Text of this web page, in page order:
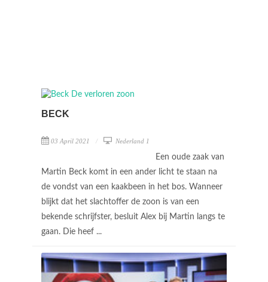
BECK
03 April 2021 Nederland 1
Een oude zaak van
Martin Beck komt in een ander licht te staan na
de vondst van een kaakbeen in het bos. Wanneer
blijkt dat het slachtoffer de zoon is van een
bekende schrijfster, besluit Alex bij Martin langs te
gaan. Die heef ...